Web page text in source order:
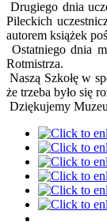
Drugiego dnia
Pileckich
autorem książek
Ostatniego dnia
Rotmistrza.
Naszą Szkołę w
że trzeba było się
Dziękujemy